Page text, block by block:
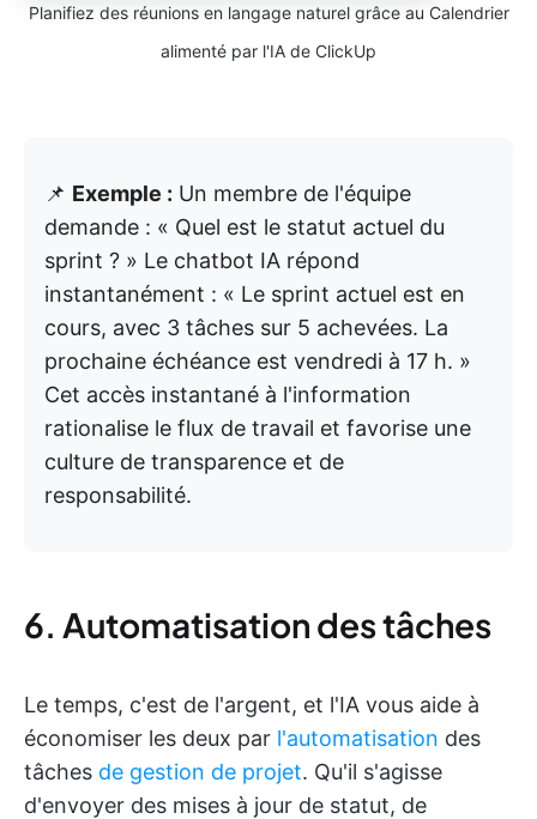
Planifiez des réunions en langage naturel grâce au Calendrier
alimenté par l'IA de ClickUp
📌 Exemple : Un membre de l'équipe
demande : « Quel est le statut actuel du
sprint ? » Le chatbot IA répond
instantanément : « Le sprint actuel est en
cours, avec 3 tâches sur 5 achevées. La
prochaine échéance est vendredi à 17 h. »
Cet accès instantané à l'information
rationalise le flux de travail et favorise une
culture de transparence et de
responsabilité.
6. Automatisation des tâches
Le temps, c'est de l'argent, et l'IA vous aide à
économiser les deux par l'automatisation des
tâches de gestion de projet. Qu'il s'agisse
d'envoyer des mises à jour de statut, de